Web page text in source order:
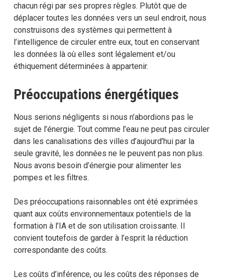
chacun régi par ses propres règles. Plutôt que de
déplacer toutes les données vers un seul endroit, nous
construisons des systèmes qui permettent à
l’intelligence de circuler entre eux, tout en conservant
les données là où elles sont légalement et/ou
éthiquement déterminées à appartenir.
Préoccupations énergétiques
Nous serions négligents si nous n’abordions pas le
sujet de l’énergie. Tout comme l’eau ne peut pas circuler
dans les canalisations des villes d’aujourd’hui par la
seule gravité, les données ne le peuvent pas non plus.
Nous avons besoin d’énergie pour alimenter les
pompes et les filtres.
Des préoccupations raisonnables ont été exprimées
quant aux coûts environnementaux potentiels de la
formation à l’IA et de son utilisation croissante. Il
convient toutefois de garder à l’esprit la réduction
correspondante des coûts.
Les coûts d’inférence, ou les coûts des réponses de